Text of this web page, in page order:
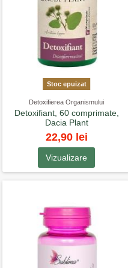
Stoc epuizat
Detoxifierea Organismului
Detoxifiant, 60 comprimate,
Dacia Plant
22,90 lei
Vizualizare